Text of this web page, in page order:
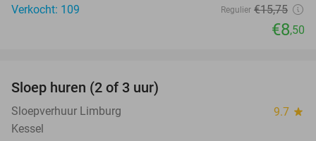
Verkocht: 109
Regulier €15,75
€8,50
NEW
TODAY
Sloep huren (2 of 3 uur)
Sloepverhuur Limburg 9.7 star
Kessel